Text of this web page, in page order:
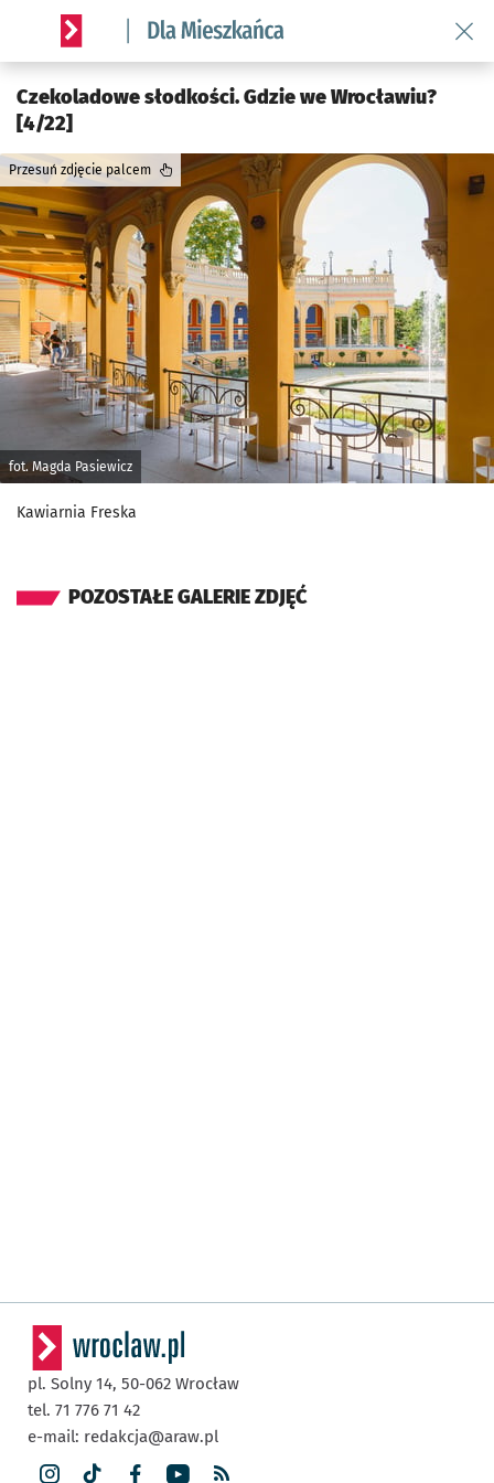
Serwis informacyjny wroclaw.pl podserwis: Dla mieszkańca
Czekoladowe słodkości. Gdzie we Wrocławiu?
[4/22]
fot. Magda Pasiewicz
Przesuń zdjęcie palcem
Kawiarnia Freska
POZOSTAŁE GALERIE ZDJĘĆ
pl. Solny 14, 50-062 Wrocław
tel. 71 776 71 42
e-mail: redakcja@araw.pl